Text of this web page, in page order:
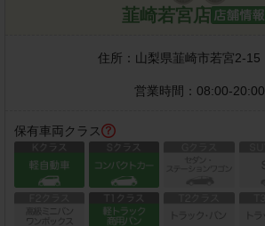
韮崎若宮店
住所： 山梨県韮崎市若宮2-15
営業時間： 08:00-20:00
保有車両クラス